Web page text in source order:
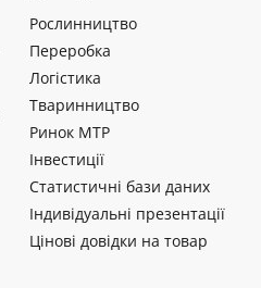
Рослинництво
Переробка
Логістика
Тваринництво
Ринок МТР
Інвестиції
Статистичні бази даних
Індивідуальні презентації
Цінові довідки на товар